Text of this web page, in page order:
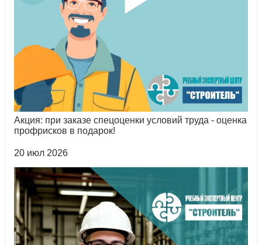
Акция: при заказе спецоценки условий труда - оценка
профрисков в подарок!
20 июл 2026